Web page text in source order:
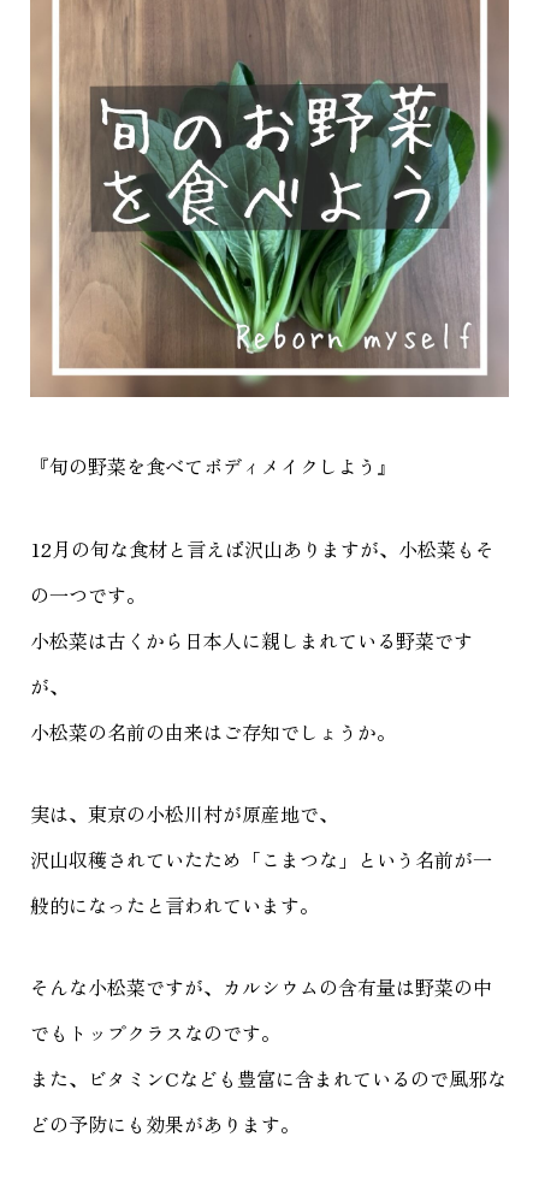
『旬の野菜を食べてボディメイクしよう』
12月の旬な食材と言えば沢山ありますが、小松菜もそ
の一つです。
小松菜は古くから日本人に親しまれている野菜です
が、
小松菜の名前の由来はご存知でしょうか。
実は、東京の小松川村が原産地で、
沢山収穫されていたため「こまつな」という名前が一
般的になったと言われています。
そんな小松菜ですが、カルシウムの含有量は野菜の中
でもトップクラスなのです。
また、ビタミンCなども豊富に含まれているので風邪な
どの予防にも効果があります。